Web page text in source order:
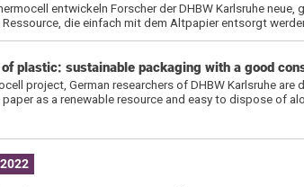
entwickeln Forscher der DHBW Karlsruhe
die einfach mit dem Altpapier entsorgt
plastic: sustainable packaging with a good
project, German researchers of DHBW Karlsruhe
as a renewable resource and easy to dispose of